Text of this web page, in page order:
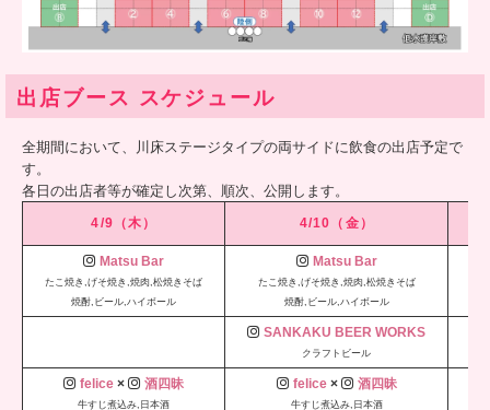
出店ブース スケジュール
全期間において、川床ステージタイプの両サイドに飲食の出店予定で
す。
各日の出店者等が確定し次第、順次、公開します。
4/9（木） 4/10（金）
Matsu Bar
たこ焼き,げそ焼き,焼肉,松焼きそば
焼酎,ビール,ハイボール
Matsu Bar
たこ焼き,げそ焼き,焼肉,松焼きそば
焼酎,ビール,ハイボール
SANKAKU BEER WORKS
クラフトビール
felice × 酒四昧
牛すじ煮込み,日本酒
felice× 酒四昧
牛すじ煮込み,日本酒